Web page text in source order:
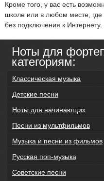
Кроме того, у вас есть
школе или в любом месте, где
без подключения к Интернету.
Ноты для
категориям:
Классическая музыка
Детские песни
Ноты для начинающих
Песни из мультфильмов
Музыка и песни из фильмов
Русская поп-музыка
Советские песни